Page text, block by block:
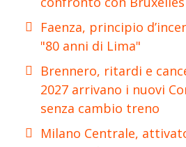
Faenza, principio
"80 anni di Lima"
Brennero, ritardi e
2027 arrivano i nuovi
senza cambio treno
Milano Centrale,